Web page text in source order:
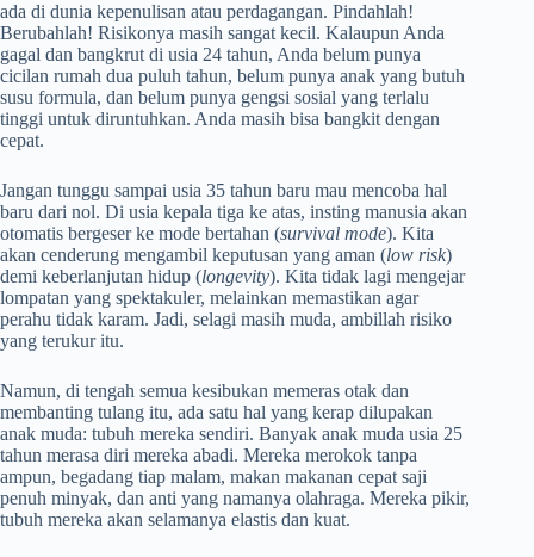
ada di dunia kepenulisan atau perdagangan. Pindahlah!
Berubahlah! Risikonya masih sangat kecil. Kalaupun Anda
gagal dan bangkrut di usia 24 tahun, Anda belum punya
cicilan rumah dua puluh tahun, belum punya anak yang butuh
susu formula, dan belum punya gengsi sosial yang terlalu
tinggi untuk diruntuhkan. Anda masih bisa bangkit dengan
cepat.
Jangan tunggu sampai usia 35 tahun baru mau mencoba hal
baru dari nol. Di usia kepala tiga ke atas, insting manusia akan
otomatis bergeser ke mode bertahan (survival mode). Kita
akan cenderung mengambil keputusan yang aman (low risk)
demi keberlanjutan hidup (longevity). Kita tidak lagi mengejar
lompatan yang spektakuler, melainkan memastikan agar
perahu tidak karam. Jadi, selagi masih muda, ambillah risiko
yang terukur itu.
Namun, di tengah semua kesibukan memeras otak dan
membanting tulang itu, ada satu hal yang kerap dilupakan
anak muda: tubuh mereka sendiri. Banyak anak muda usia 25
tahun merasa diri mereka abadi. Mereka merokok tanpa
ampun, begadang tiap malam, makan makanan cepat saji
penuh minyak, dan anti yang namanya olahraga. Mereka pikir,
tubuh mereka akan selamanya elastis dan kuat.